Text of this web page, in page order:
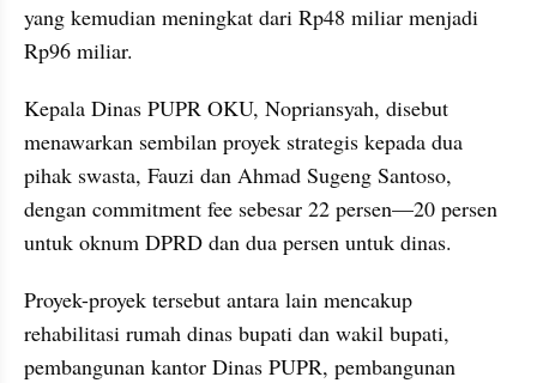
yang kemudian meningkat dari Rp48 miliar menjadi
Rp96 miliar.
Kepala Dinas PUPR OKU, Nopriansyah, disebut
menawarkan sembilan proyek strategis kepada dua
pihak swasta, Fauzi dan Ahmad Sugeng Santoso,
dengan commitment fee sebesar 22 persen—20 persen
untuk oknum DPRD dan dua persen untuk dinas.
Proyek-proyek tersebut antara lain mencakup
rehabilitasi rumah dinas bupati dan wakil bupati,
pembangunan kantor Dinas PUPR, pembangunan